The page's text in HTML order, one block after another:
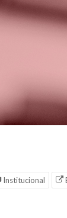
Institucional